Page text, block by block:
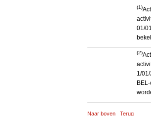
(1)
01/
(2)
1/
Naar boven Terug